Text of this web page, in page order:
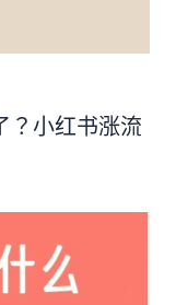
？小红书涨流